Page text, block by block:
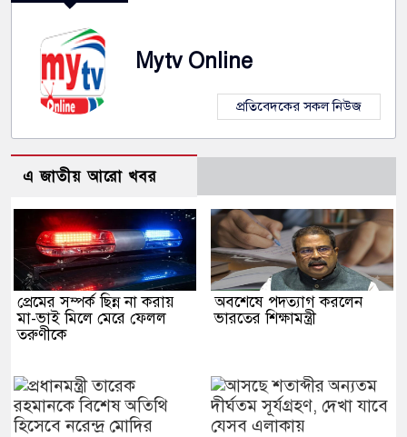
Mytv Online
প্রতিবেদকের সকল নিউজ
এ জাতীয় আরো খবর
প্রেমের সম্পর্ক ছিন্ন না করায়
মা-ভাই মিলে মেরে ফেলল
তরুণীকে
অবশেষে পদত্যাগ করলেন
ভারতের শিক্ষামন্ত্রী